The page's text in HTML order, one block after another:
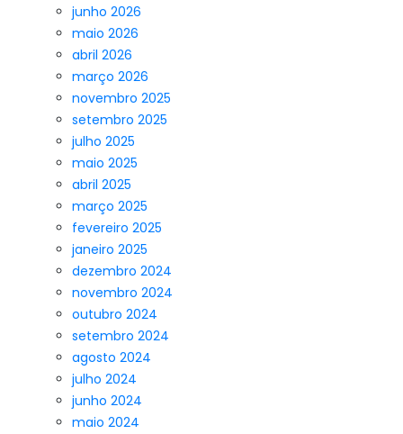
junho 2026
maio 2026
abril 2026
março 2026
novembro 2025
setembro 2025
julho 2025
maio 2025
abril 2025
março 2025
fevereiro 2025
janeiro 2025
dezembro 2024
novembro 2024
outubro 2024
setembro 2024
agosto 2024
julho 2024
junho 2024
maio 2024